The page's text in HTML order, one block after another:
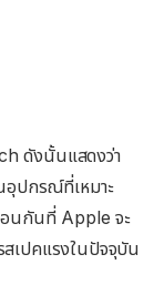
ดังนั้นแสดงว่า
ปกรณ์ที่เหมาะ
อนกันที่ Apple จะ
เปคแรงในปัจจุบัน